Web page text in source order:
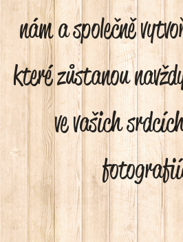
nám a společně
které zůstanou
ve vašich